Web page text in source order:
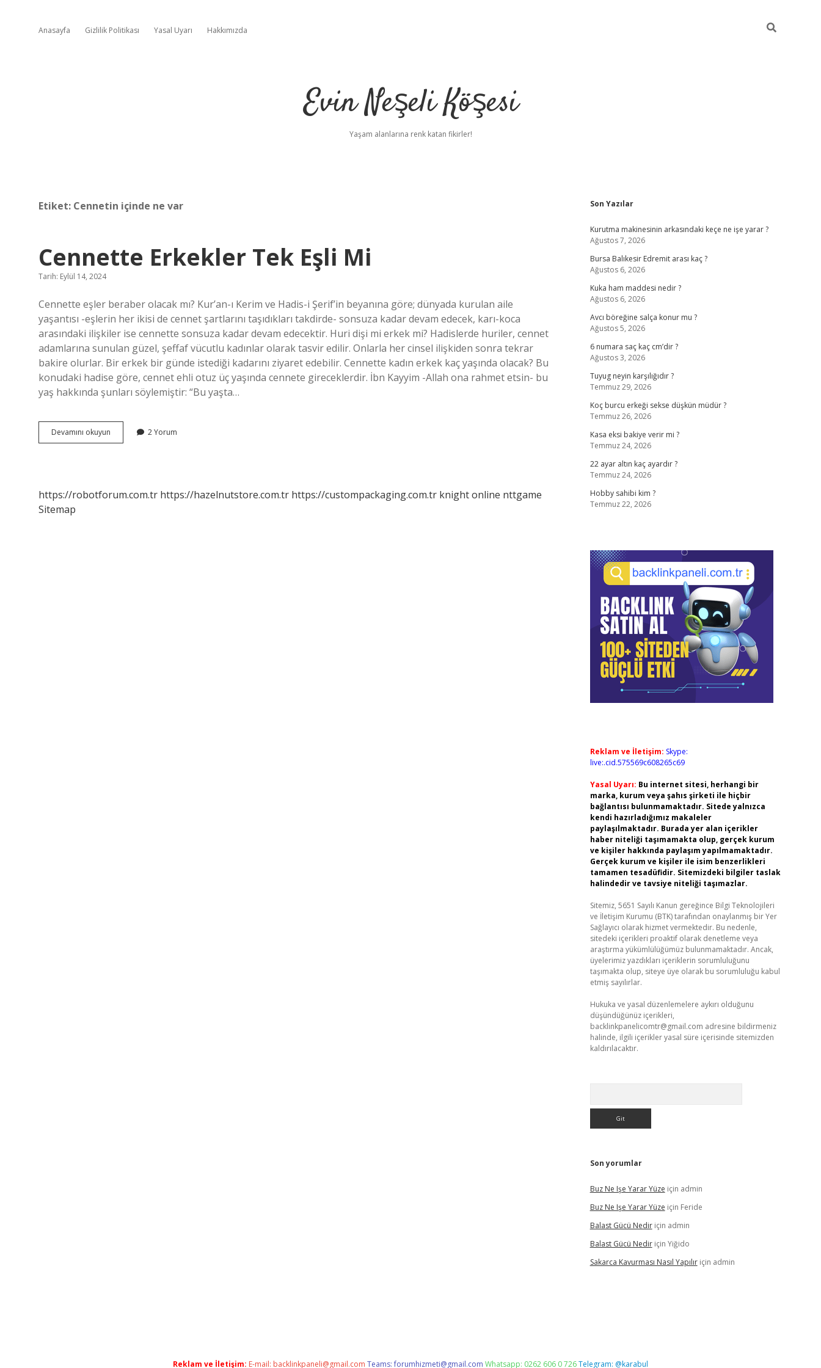
Anasayfa Gizlilik Politikası Yasal Uyarı Hakkımızda
Evin Neşeli Köşesi
Yaşam alanlarına renk katan fikirler!
Etiket: Cennetin içinde ne var
Cennette Erkekler Tek Eşli Mi
Tarih: Eylül 14, 2024
Cennette eşler beraber olacak mı? Kur’an-ı Kerim ve Hadis-i Şerif’in beyanına göre; dünyada kurulan aile
yaşantısı -eşlerin her ikisi de cennet şartlarını taşıdıkları takdirde- sonsuza kadar devam edecek, karı-koca
arasındaki ilişkiler ise cennette sonsuza kadar devam edecektir. Huri dişi mi erkek mi? Hadislerde huriler, cennet
adamlarına sunulan güzel, şeffaf vücutlu kadınlar olarak tasvir edilir. Onlarla her cinsel ilişkiden sonra tekrar
bakire olurlar. Bir erkek bir günde istediği kadarını ziyaret edebilir. Cennette kadın erkek kaç yaşında olacak? Bu
konudaki hadise göre, cennet ehli otuz üç yaşında cennete gireceklerdir. İbn Kayyim -Allah ona rahmet etsin- bu
yaş hakkında şunları söylemiştir: “Bu yaşta…
Devamını okuyun Cennette
Erkekler
2 Yorum
https://robotforum.com.tr https://hazelnutstore.com.tr https://custompackaging.com.tr knight online nttgame
Sitemap
Sidebar
Son Yazılar
Kurutma makinesinin arkasındaki keçe ne işe yarar ?
Ağustos 7, 2026
Bursa Balıkesir Edremit arası kaç ?
Ağustos 6, 2026
Kuka ham maddesi nedir ?
Ağustos 6, 2026
Avcı böreğine salça konur mu ?
Ağustos 5, 2026
6 numara saç kaç cm’dir ?
Ağustos 3, 2026
Tuyug neyin karşılığıdır ?
Temmuz 29, 2026
Koç burcu erkeği sekse düşkün müdür ?
Temmuz 26, 2026
Kasa eksi bakiye verir mi ?
Temmuz 24, 2026
22 ayar altın kaç ayardır ?
Temmuz 24, 2026
Hobby sahibi kim ?
Temmuz 22, 2026
Reklam ve İletişim: Skype:
live:.cid.575569c608265c69
Yasal Uyarı: Bu internet sitesi, herhangi bir
marka, kurum veya şahıs şirketi ile hiçbir
bağlantısı bulunmamaktadır. Sitede yalnızca
kendi hazırladığımız makaleler
paylaşılmaktadır. Burada yer alan içerikler
haber niteliği taşımamakta olup, gerçek kurum
ve kişiler hakkında paylaşım yapılmamaktadır.
Gerçek kurum ve kişiler ile isim benzerlikleri
tamamen tesadüfidir. Sitemizdeki bilgiler taslak
halindedir ve tavsiye niteliği taşımazlar.
Sitemiz, 5651 Sayılı Kanun gereğince Bilgi Teknolojileri
ve İletişim Kurumu (BTK) tarafından onaylanmış bir Yer
Sağlayıcı olarak hizmet vermektedir. Bu nedenle,
sitedeki içerikleri proaktif olarak denetleme veya
araştırma yükümlülüğümüz bulunmamaktadır. Ancak,
üyelerimiz yazdıkları içeriklerin sorumluluğunu
taşımakta olup, siteye üye olarak bu sorumluluğu kabul
etmiş sayılırlar.
Hukuka ve yasal düzenlemelere aykırı olduğunu
düşündüğünüz içerikleri,
backlinkpanelicomtr@gmail.com adresine bildirmeniz
halinde, ilgili içerikler yasal süre içerisinde sitemizden
kaldırılacaktır.
Son yorumlar
Buz Ne Işe Yarar Yüze için admin
Buz Ne Işe Yarar Yüze için Feride
Balast Gücü Nediriçin admin
Balast Gücü Nediriçin Yiğido
Sakarca Kavurması Nasıl Yapılıriçin admin
Reklam ve İletişim: E-mail: backlinkpaneli@gmail.com Teams:forumhizmeti@gmail.com Whatsapp: 0262 606 0 726Telegram: @karabul